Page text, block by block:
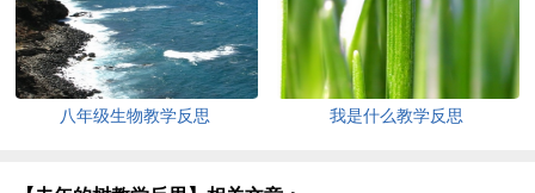
八年级生物教学反思 我是什么教学反思